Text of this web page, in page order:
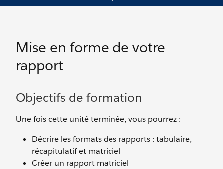
Mise en forme de votre
rapport
Objectifs de formation
Une fois cette unité terminée, vous pourrez :
Décrire les formats des rapports : tabulaire,
récapitulatif et matriciel
Créer un rapport matriciel